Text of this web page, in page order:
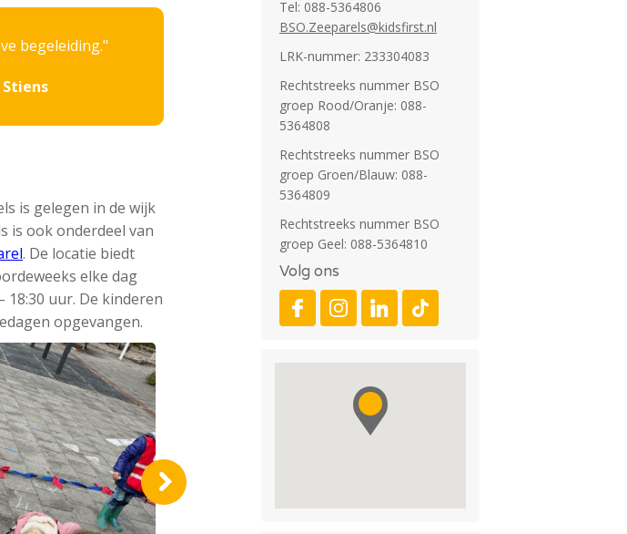
begeleiding.
is gelegen in de wijk
is ook onderdeel van
. De locatie biedt
elke dag
18:30 uur. De kinderen
opgevangen.
Tel: 088-5364806
BSO.Zeeparels@kidsfirst.nl
LRK-nummer: 233304083
Rechtstreeks nummer BSO
groep Rood/Oranje: 088-
5364808
Rechtstreeks nummer BSO
groep Groen/Blauw: 088-
5364809
Rechtstreeks nummer BSO
groep Geel: 088-5364810
Volg ons